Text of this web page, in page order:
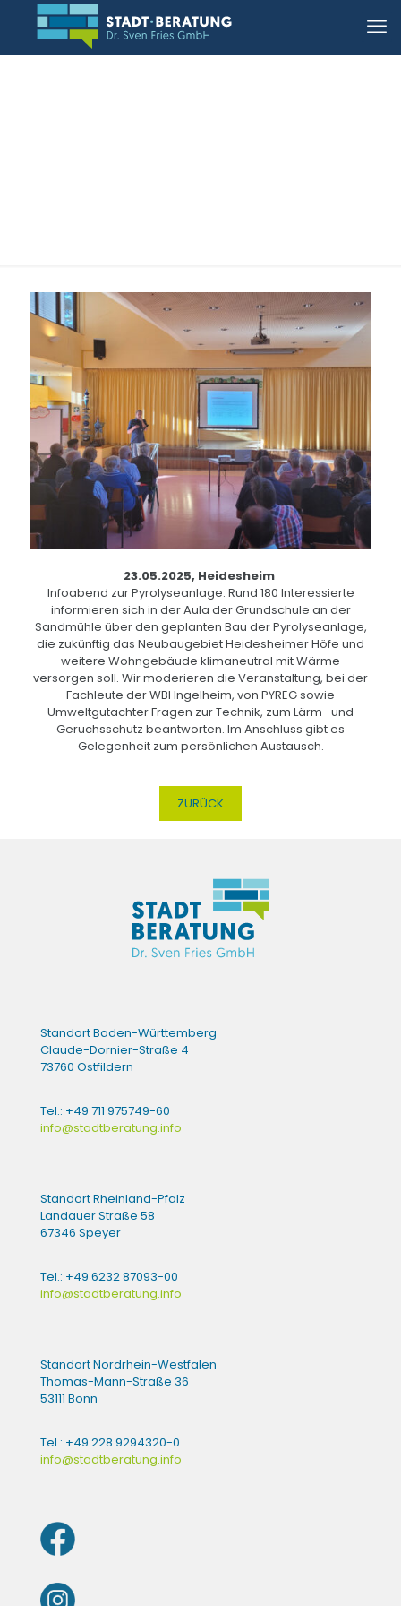
23.05.2025, Heidesheim
Infoabend zur Pyrolyseanlage: Rund 180 Interessierte
informieren sich in der Aula der Grundschule an der
Sandmühle über den geplanten Bau der Pyrolyseanlage,
die zukünftig das Neubaugebiet Heidesheimer Höfe und
weitere Wohngebäude klimaneutral mit Wärme
versorgen soll. Wir moderieren die Veranstaltung, bei der
Fachleute der WBI Ingelheim, von PYREG sowie
Umweltgutachter Fragen zur Technik, zum Lärm- und
Geruchsschutz beantworten. Im Anschluss gibt es
Gelegenheit zum persönlichen Austausch.
ZURÜCK
Standort Baden-Württemberg
Claude-Dornier-Straße 4
73760 Ostfildern
Tel.: +49 711 975749-60
info@stadtberatung.info
Standort Rheinland-Pfalz
Landauer Straße 58
67346 Speyer
Tel.: +49 6232 87093-00
info@stadtberatung.info
Standort Nordrhein-Westfalen
Thomas-Mann-Straße 36
53111 Bonn
Tel.: +49 228 9294320-0
info@stadtberatung.info